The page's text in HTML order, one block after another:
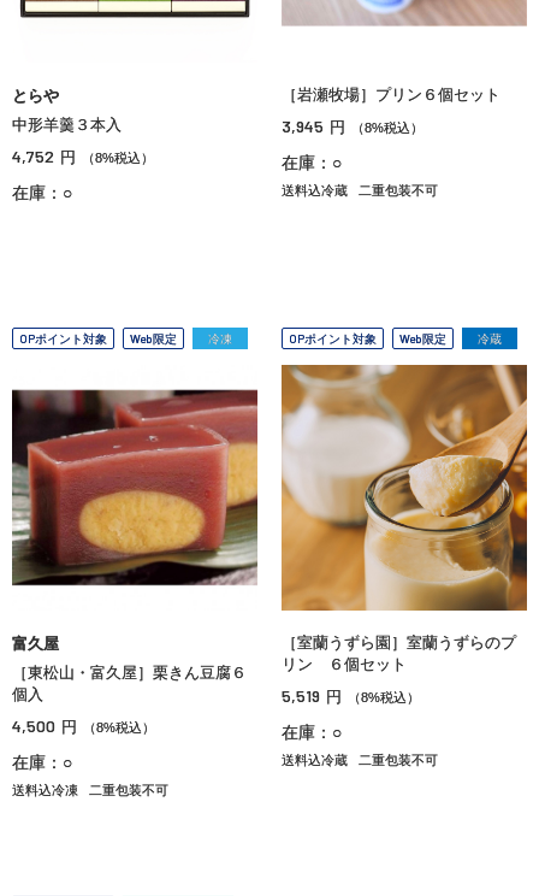
とらや
中形羊羹３本入
4,752 円 （8%税込）
在庫：○
［岩瀬牧場］プリン６個セット
3,945 円 （8%税込）
在庫：○
送料込冷蔵 二重包装不可
OPポイント対象 Web限定 冷凍
富久屋
［東松山・富久屋］栗きん豆腐６
個入
4,500 円 （8%税込）
在庫：○
送料込冷凍 二重包装不可
OPポイント対象 Web限定 冷蔵
［室蘭うずら園］室蘭うずらのプ
リン ６個セット
5,519 円 （8%税込）
在庫：○
送料込冷蔵 二重包装不可